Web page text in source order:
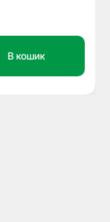
В кошик